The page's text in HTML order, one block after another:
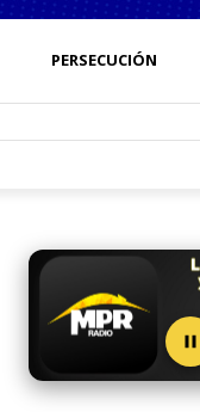
PERSECUCIÓN